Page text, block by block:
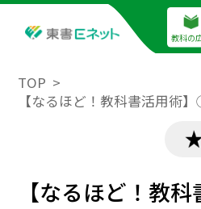
教科の
TOP
【なるほど！教科書活用術
【なるほど！教